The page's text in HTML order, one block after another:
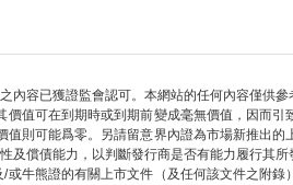
容已獲證監會認可。本網站的任何內容僅供
值可在到期時或到期前變成毫無價值，因而
則可能爲零。另請留意界內證為市場新推出
償債能力，以判斷發行商是否有能力履行其
牛熊證的有關上市文件（及任何該文件之附